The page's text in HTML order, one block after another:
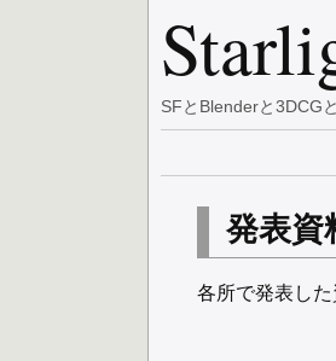
SFとBlenderと3DCG
発表資
各所で発表した